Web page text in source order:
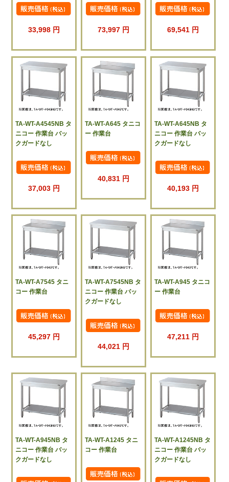
33,998 円 73,997 円 69,541 円
TA-WT-A4545NB タ
ニコー 作業台 バッ
クガードなし
37,003 円
TA-WT-A645 タニコ
ー 作業台
40,831 円
TA-WT-A645NB タ
ニコー 作業台 バッ
クガードなし
40,193 円
TA-WT-A7545 タニ
コー 作業台
45,297 円
TA-WT-A7545NB タ
ニコー 作業台 バッ
クガードなし
44,021 円
TA-WT-A945 タニコ
ー 作業台
47,211 円
TA-WT-A945NB タ
ニコー 作業台 バッ
クガードなし
TA-WT-A1245 タニ
コー 作業台
TA-WT-A1245NB タ
ニコー 作業台 バッ
クガードなし